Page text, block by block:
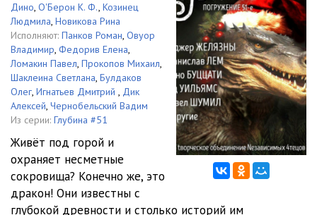
07. Дино Буццати - Как убили дракона (чит. Олег Булдаков)
38:19
08. К.Ф. О`Берон - К слову о драконах (чит. Дмитрий Игнатьев)
53:31
09. Людмила Козинец - Когти Ангела (чит. Алексей Дик) 1:02:25
10. Рина Новикова - Драконоворот под Новый год (чит. Вадим
56:24
00:41
Дино, О'Берон К. Ф., Козинец
Людмила, Новикова Рина
Исполняют: Панков Роман, Овуор
Владимир, Федорив Елена,
Ломакин Павел, Прокопов Михаил,
Шаклеина Светлана, Булдаков
Олег, Игнатьев Дмитрий , Дик
Алексей, Чернобельский Вадим
Из серии: Глубина #51
Живёт под горой и
охраняет несметные
сокровища? Конечно же, это
дракон! Они известны с
глубокой древности и столько историй им